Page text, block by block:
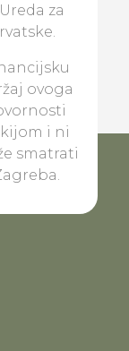
za
ovoga
i ni
smatrati